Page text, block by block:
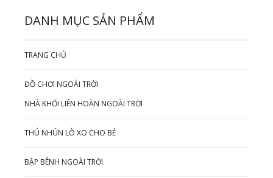
DANH MỤC SẢN PHẨM
TRANG CHỦ
ĐỒ CHƠI NGOÀI TRỜI
NHÀ KHỐI LIÊN HOÀN NGOÀI TRỜI
THÚ NHÚN LÒ XO CHO BÉ
BẬP BÊNH NGOÀI TRỜI